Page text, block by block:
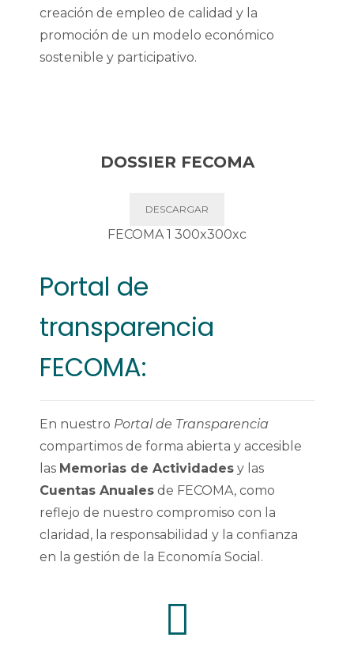
creación de empleo de calidad y la
promoción de un modelo económico
sostenible y participativo​​.
DOSSIER FECOMA
DESCARGAR
Portal de
transparencia
FECOMA:
En nuestro Portal de Transparencia
compartimos de forma abierta y accesible
las Memorias de Actividades y las
Cuentas Anuales de FECOMA, como
reflejo de nuestro compromiso con la
claridad, la responsabilidad y la confianza
en la gestión de la Economía Social.